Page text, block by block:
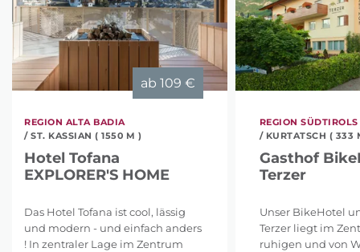
ab 109 €
REGION ALTA BADIA
/ ST. KASSIAN ( 1550 M )
Hotel Tofana
EXPLORER'S HOME
Das Hotel Tofana ist cool, lässig
und modern - und einfach anders
! In zentraler Lage im Zentrum
REGION
/ KURTATSCH ( 333
Gasthof
Terzer
Unser BikeHotel
Terzer liegt im
ruhigen und von